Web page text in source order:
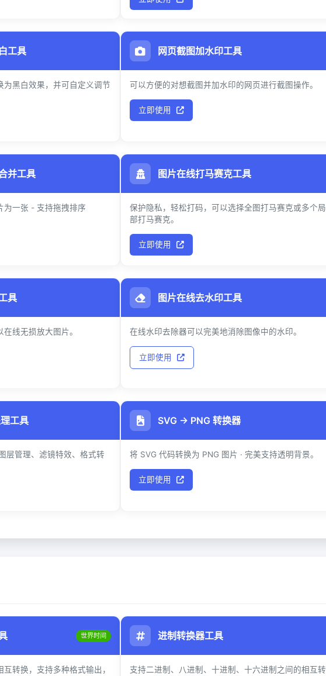
工具
为黑白效果，并可自定义调节
网页截图加水印工具
可以方便的对想截图并加水印的网页进行截图操作。
立即使用
并工具
为一张 - 支持拖拽排序
图片在线打马赛克工具
保护隐私，轻松打码，可以选择全图打马赛克或多个局
部打马赛克。
立即使用
具
线无损放大图片。
图片在线去水印工具
在线水印去除器可以完美地消除图像中的水印。
立即使用
工具
层管理、滤镜特效、格式转
SVG → PNG 转换器
将 SVG 代码转换为 PNG 图片 · 完美支持透明背景。
立即使用
世界时间
转换，支持多种格式输出，
进制转换器工具
支持二进制、八进制、十进制、十六进制之间的相互转